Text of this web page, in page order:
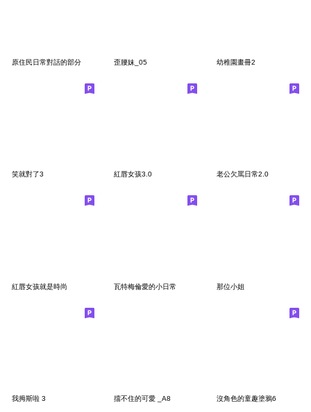
原住民日常對話的部分 歪腰妹_05 幼稚園畫冊2
笑就對了3 紅唇女孩3.0 老公欠罵日常2.0
紅唇女孩就是時尚 瓦特梅倫愛的小日常 那位小姐
我拇斯啦 3 擋不住的可愛 _A8 沒角色的童趣塗鴉6